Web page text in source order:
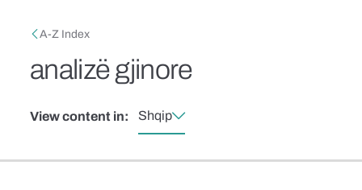
Breadcrumb
A-Z Index
analizë gjinore
View content in: Shqip